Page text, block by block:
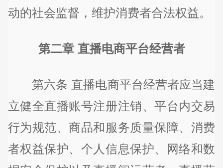
动的社会监督，维护消费者合法权益。
第二章 直播电商平台经营者
第六条 直播电商平台经营者应当建
立健全直播账号注册注销、平台内交易
行为规范、商品和服务质量保障、消费
者权益保护、个人信息保护、网络和数